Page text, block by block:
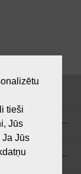
tieši
Jūs
Ja Jūs